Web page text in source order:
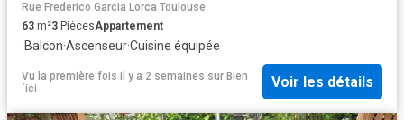
Rue Frederico Garcia Lorca Toulouse
63 m²3 PiècesAppartement
·Balcon·Ascenseur·Cuisine équipée
Vu la première fois il y a 2 semaines sur Bien
´ici
Voir les détails